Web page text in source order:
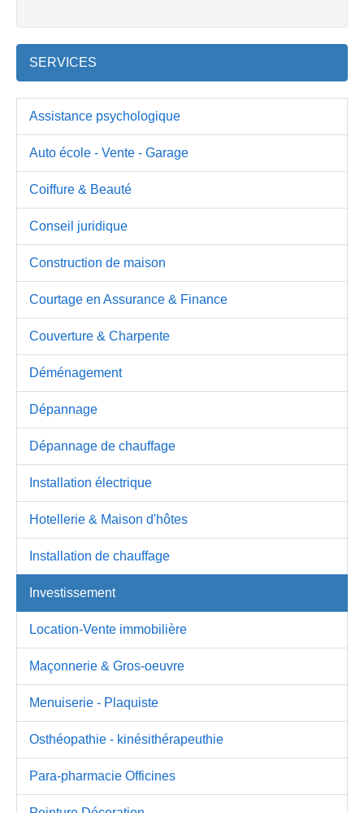
SERVICES
Assistance psychologique
Auto école - Vente - Garage
Coiffure & Beauté
Conseil juridique
Construction de maison
Courtage en Assurance & Finance
Couverture & Charpente
Déménagement
Dépannage
Dépannage de chauffage
Installation électrique
Hotellerie & Maison d'hôtes
Installation de chauffage
Investissement
Location-Vente immobilière
Maçonnerie & Gros-oeuvre
Menuiserie - Plaquiste
Osthéopathie - kinésithérapeuthie
Para-pharmacie Officines